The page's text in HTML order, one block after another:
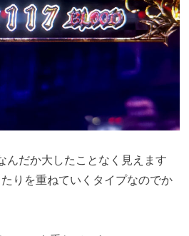
だか大したことなく見えます
りを重ねていくタイプなのでか